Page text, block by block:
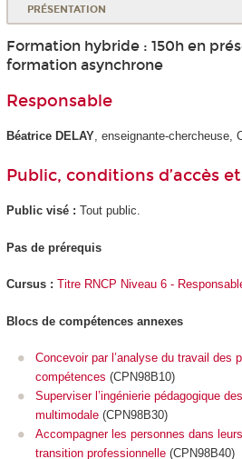
PRÉSENTATION
Formation hybride : 150h en
formation asynchrone
Responsable
Béatrice DELAY, enseignante-chercheuse,
Public, conditions d’accès
Public visé : Tout public.
Pas de prérequis
Cursus : Titre RNCP Niveau 6 -
Blocs de compétences annexes
Concevoir par l’analyse du travail des
compétences (CPN98B10)
Superviser l’ingénierie pédagogique
multimodale (CPN98B30)
Accompagner les personnes dans
transition professionnelle (CPN98B40)